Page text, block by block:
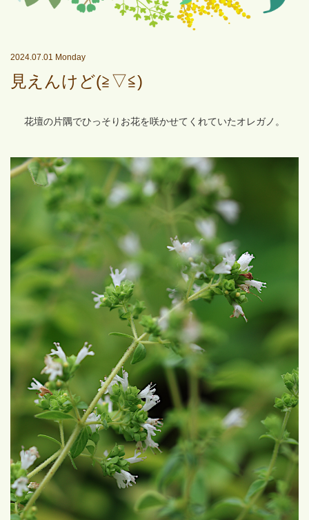
2024.07.01 Monday
見えんけど(≧▽≦)
花壇の片隅でひっそりお花を咲かせてくれていたオレガノ。